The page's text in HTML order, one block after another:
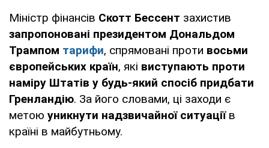
Міністр фінансів Скотт Бессент захистив
запропоновані президентом Дональдом
Трампом тарифи, спрямовані проти восьми
європейських країн, які виступають проти
наміру Штатів у будь-який спосіб придбати
Гренландію. За його словами, ці заходи є
метою уникнути надзвичайної ситуаціїв
країні в майбутньому.